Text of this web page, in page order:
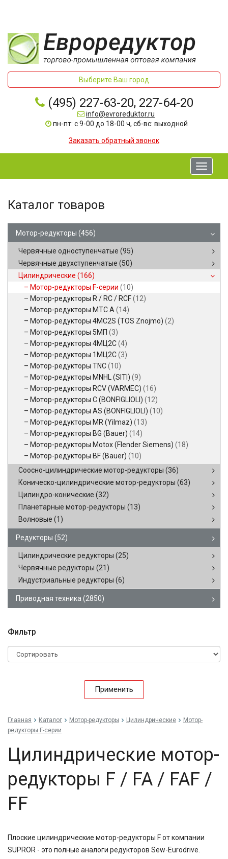
Выберите Ваш город
(495) 227-63-20, 227-64-20
info@evroreduktor.ru
пн-пт: с 9-00 до 18-00 ч, сб-вс: выходной
Заказать обратный звонок
Toggle
Каталог товаров
Мотор-редукторы (456)
Червячные одноступенчатые (95)
Червячные двухступенчатые (50)
Цилиндрические (166)
Мотор-редукторы F-серии (10)
Мотор-редукторы R / RC / RCF(12)
Мотор-редукторы MTC A (14)
Мотор-редукторы 4MC2S (TOS Znojmo) (2)
Мотор-редукторы 5МП (3)
Мотор-редукторы 4МЦ2С(4)
Мотор-редукторы 1МЦ2С(3)
Мотор-редукторы TNC(10)
Мотор-редукторы MNHL (SITI) (9)
Мотор-редукторы RCV (VARMEC) (16)
Мотор-редукторы C (BONFIGLIOLI) (12)
Мотор-редукторы AS (BONFIGLIOLI) (10)
Мотор-редукторы MR (Yilmaz) (13)
Мотор-редукторы BG (Bauer) (14)
Мотор-редукторы Motox (Flender Siemens) (18)
Мотор-редукторы BF (Bauer) (10)
Соосно-цилиндрические мотор-редукторы (36)
Коническо-цилиндрические мотор-редукторы (63)
Цилиндро-конические (32)
Планетарные мотор-редукторы (13)
Волновые (1)
Редукторы (52)
Цилиндрические редукторы (25)
Червячные редукторы (21)
Индустриальные редукторы (6)
Приводная техника (2850)
Фильтр
Применить
Главная Каталог Мотор-редукторы Цилиндрические
Мотор-
редукторы F-серии
Цилиндрические мотор-
редукторы F / FA / FAF /
FF
Плоские цилиндрические мотор-редукторы F от компании
SUPROR - это полные аналоги редукторов Sew-Eurodrive.